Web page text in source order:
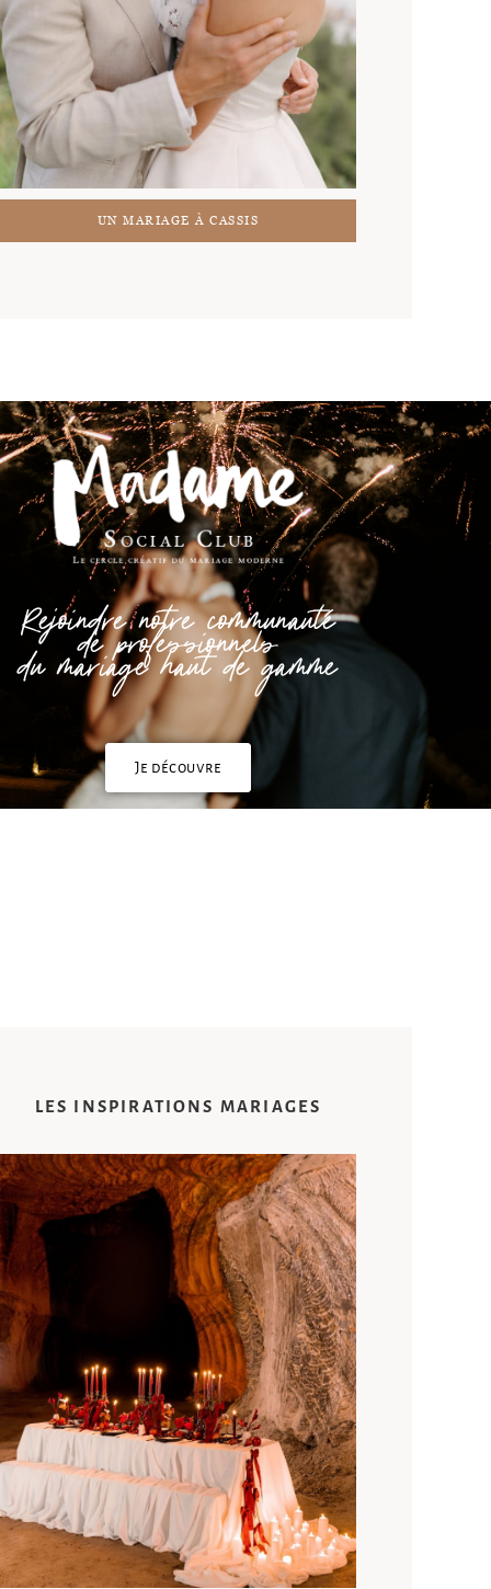
UN MARIAGE À CASSIS
Rejoindre notre communauté
de professionnels
du mariage haut de gamme
Je découvre
LES INSPIRATIONS MARIAGES